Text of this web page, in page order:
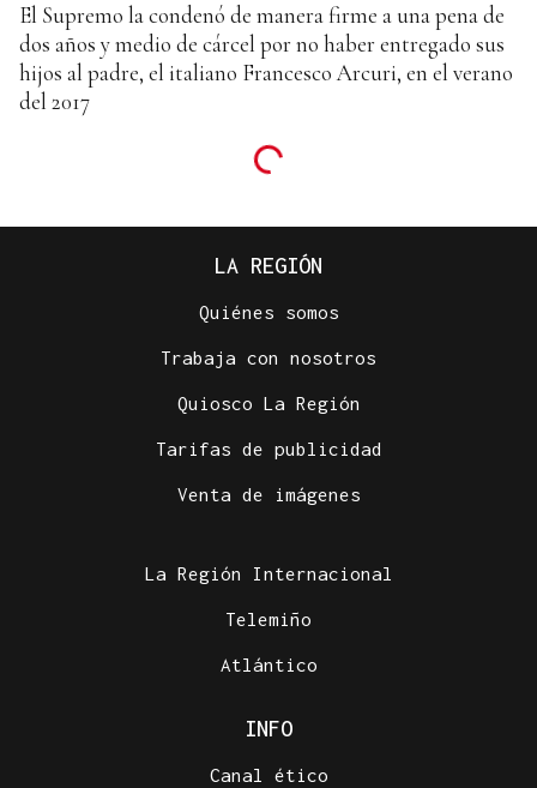
El Supremo la condenó de manera firme a una pena de
dos años y medio de cárcel por no haber entregado sus
hijos al padre, el italiano Francesco Arcuri, en el verano
del 2017
LA REGIÓN
Quiénes somos
Trabaja con nosotros
Quiosco La Región
Tarifas de publicidad
Venta de imágenes
La Región Internacional
Telemiño
Atlántico
INFO
Canal ético